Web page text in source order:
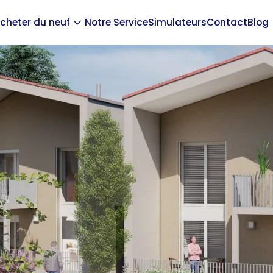
du neuf Notre ServiceSimulateursContactBlog